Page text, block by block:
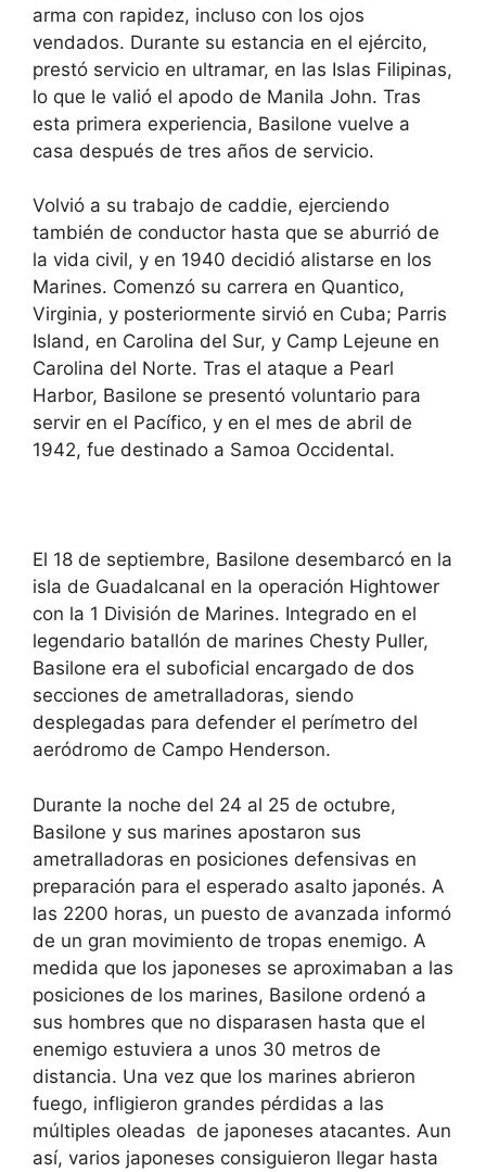
arma con rapidez, incluso con los ojos
vendados. Durante su estancia en el ejército,
prestó servicio en ultramar, en las Islas Filipinas,
lo que le valió el apodo de Manila John. Tras
esta primera experiencia, Basilone vuelve a
casa después de tres años de servicio.
Volvió a su trabajo de caddie, ejerciendo
también de conductor hasta que se aburrió de
la vida civil, y en 1940 decidió alistarse en los
Marines. Comenzó su carrera en Quantico,
Virginia, y posteriormente sirvió en Cuba; Parris
Island, en Carolina del Sur, y Camp Lejeune en
Carolina del Norte. Tras el ataque a Pearl
Harbor, Basilone se presentó voluntario para
servir en el Pacífico, y en el mes de abril de
1942, fue destinado a Samoa Occidental.
El 18 de septiembre, Basilone desembarcó en la
isla de Guadalcanal en la operación Hightower
con la 1 División de Marines. Integrado en el
legendario batallón de marines Chesty Puller,
Basilone era el suboficial encargado de dos
secciones de ametralladoras, siendo
desplegadas para defender el perímetro del
aeródromo de Campo Henderson.
Durante la noche del 24 al 25 de octubre,
Basilone y sus marines apostaron sus
ametralladoras en posiciones defensivas en
preparación para el esperado asalto japonés. A
las 2200 horas, un puesto de avanzada informó
de un gran movimiento de tropas enemigo. A
medida que los japoneses se aproximaban a las
posiciones de los marines, Basilone ordenó a
sus hombres que no disparasen hasta que el
enemigo estuviera a unos 30 metros de
distancia. Una vez que los marines abrieron
fuego, infligieron grandes pérdidas a las
múltiples oleadas de japoneses atacantes. Aun
así, varios japoneses consiguieron llegar hasta